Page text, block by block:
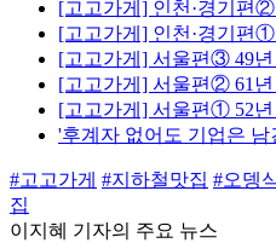
[고고가게] 인천·경기편②
[고고가게] 인천·경기편①
[고고가게] 서울편③ 49년
[고고가게] 서울편② 61년
[고고가게] 서울편① 52
'후계자 없어도 기업은 남
#고고가게 #지하철맛집 #오뎅
집
이지혜 기자의 주요 뉴스